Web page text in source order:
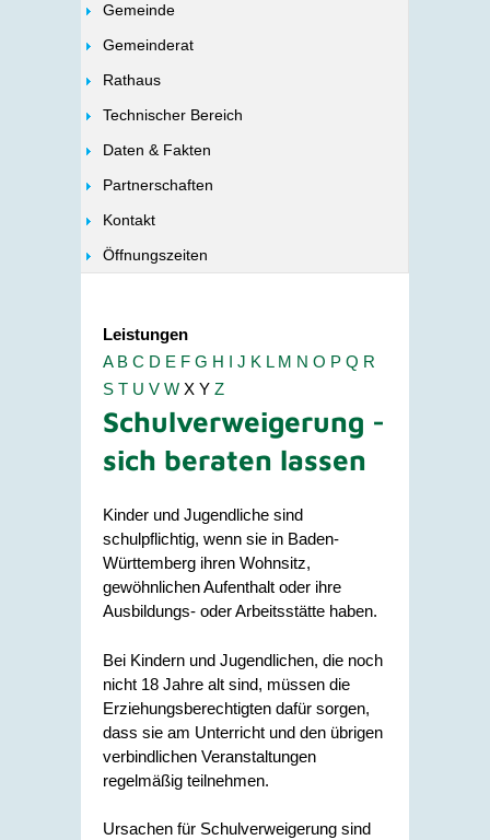
Gemeinde
Gemeinderat
Rathaus
Technischer Bereich
Daten & Fakten
Partnerschaften
Kontakt
Öffnungszeiten
Leistungen
A B C D E F G H I J K L M N O P Q R
S T U V W X Y Z
Schulverweigerung -
sich beraten lassen
Kinder und Jugendliche sind
schulpflichtig, wenn sie in Baden-
Württemberg ihren Wohnsitz,
gewöhnlichen Aufenthalt oder ihre
Ausbildungs- oder Arbeitsstätte haben.
Bei Kindern und Jugendlichen, die noch
nicht 18 Jahre alt sind, müssen die
Erziehungsberechtigten dafür sorgen,
dass sie am Unterricht und den übrigen
verbindlichen Veranstaltungen
regelmäßig teilnehmen.
Ursachen für Schulverweigerung sind